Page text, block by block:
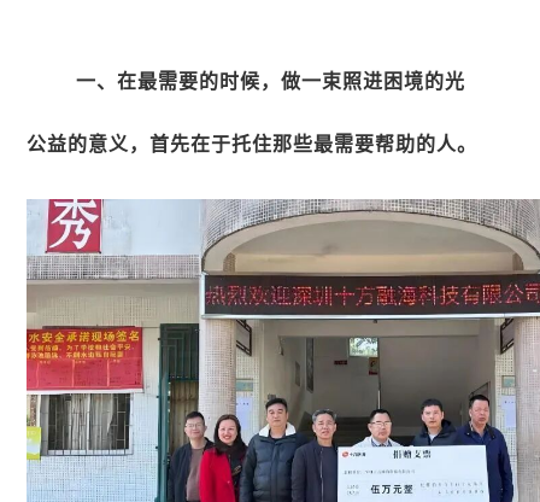
一、 在最需要的时候，做一束照进困境的光
公益的意义，首先在于托住那些最需要帮助的人。